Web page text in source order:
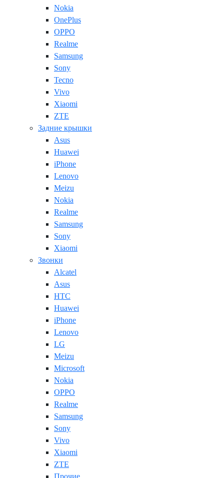
Nokia
OnePlus
OPPO
Realme
Samsung
Sony
Tecno
Vivo
Xiaomi
ZTE
Задние крышки
Asus
Huawei
iPhone
Lenovo
Meizu
Nokia
Realme
Samsung
Sony
Xiaomi
Звонки
Alcatel
Asus
HTC
Huawei
iPhone
Lenovo
LG
Meizu
Microsoft
Nokia
OPPO
Realme
Samsung
Sony
Vivo
Xiaomi
ZTE